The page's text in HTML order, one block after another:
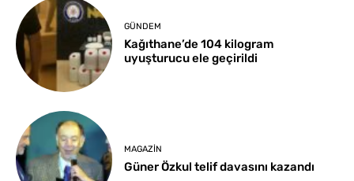
GÜNDEM
Kağıthane’de 104 kilogram
uyuşturucu ele geçirildi
MAGAZIN
Güner Özkul telif davasını kazandı